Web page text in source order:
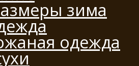
зима
одежда